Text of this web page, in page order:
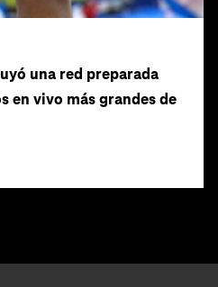
una red preparada
en vivo más grandes de